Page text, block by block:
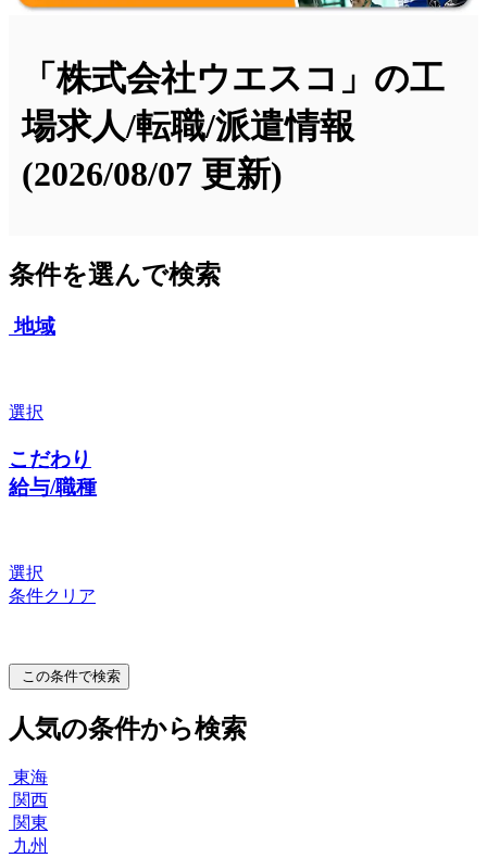
「株式会社ウエスコ」の工
場求人/転職/派遣情報
(2026/08/07 更新)
条件を選んで検索
地域
選択
こだわり
給与/職種
選択
条件クリア
この条件で検索
人気の条件から検索
東海
関西
関東
九州